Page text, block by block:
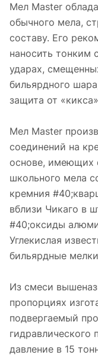
Мел Master
обычного мела,
составу. Его
наносить тонким
ударах,
бильярдного
защита от
Мел Master
соединений на
основе, имеющих
школьного мела
кремния
вблизи Чикаго в
#40;оксиды
Углекислая
бильярдные
Из смеси
пропорциях
подвергаемый
гидравлического
давление в 15